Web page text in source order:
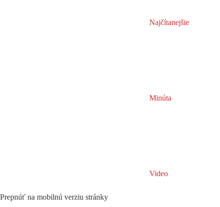
Najčítanejšie
Minúta
Video
Prepnúť na mobilnú verziu stránky